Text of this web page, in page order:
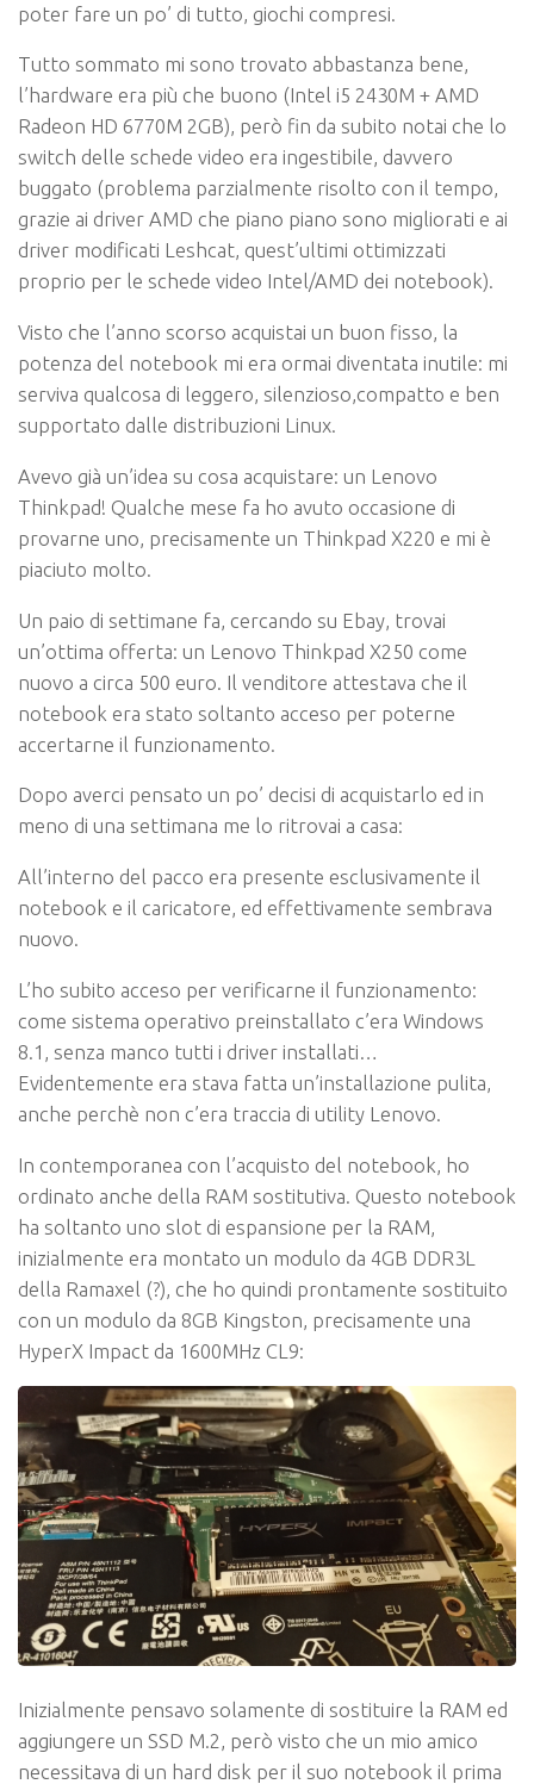
poter fare un po’ di tutto, giochi compresi.
Tutto sommato mi sono trovato abbastanza bene,
l’hardware era più che buono (Intel i5 2430M + AMD
Radeon HD 6770M 2GB), però fin da subito notai che lo
switch delle schede video era ingestibile, davvero
buggato (problema parzialmente risolto con il tempo,
grazie ai driver AMD che piano piano sono migliorati e ai
driver modificati Leshcat, quest’ultimi ottimizzati
proprio per le schede video Intel/AMD dei notebook).
Visto che l’anno scorso acquistai un buon fisso, la
potenza del notebook mi era ormai diventata inutile: mi
serviva qualcosa di leggero, silenzioso,compatto e ben
supportato dalle distribuzioni Linux.
Avevo già un’idea su cosa acquistare: un Lenovo
Thinkpad! Qualche mese fa ho avuto occasione di
provarne uno, precisamente un Thinkpad X220 e mi è
piaciuto molto.
Un paio di settimane fa, cercando su Ebay, trovai
un’ottima offerta: un Lenovo Thinkpad X250 come
nuovo a circa 500 euro. Il venditore attestava che il
notebook era stato soltanto acceso per poterne
accertarne il funzionamento.
Dopo averci pensato un po’ decisi di acquistarlo ed in
meno di una settimana me lo ritrovai a casa:
All’interno del pacco era presente esclusivamente il
notebook e il caricatore, ed effettivamente sembrava
nuovo.
L’ho subito acceso per verificarne il funzionamento:
come sistema operativo preinstallato c’era Windows
8.1, senza manco tutti i driver installati…
Evidentemente era stava fatta un’installazione pulita,
anche perchè non c’era traccia di utility Lenovo.
In contemporanea con l’acquisto del notebook, ho
ordinato anche della RAM sostitutiva. Questo notebook
ha soltanto uno slot di espansione per la RAM,
inizialmente era montato un modulo da 4GB DDR3L
della Ramaxel (?), che ho quindi prontamente sostituito
con un modulo da 8GB Kingston, precisamente una
HyperX Impact da 1600MHz CL9:
Inizialmente pensavo solamente di sostituire la RAM ed
aggiungere un SSD M.2, però visto che un mio amico
necessitava di un hard disk per il suo notebook il prima